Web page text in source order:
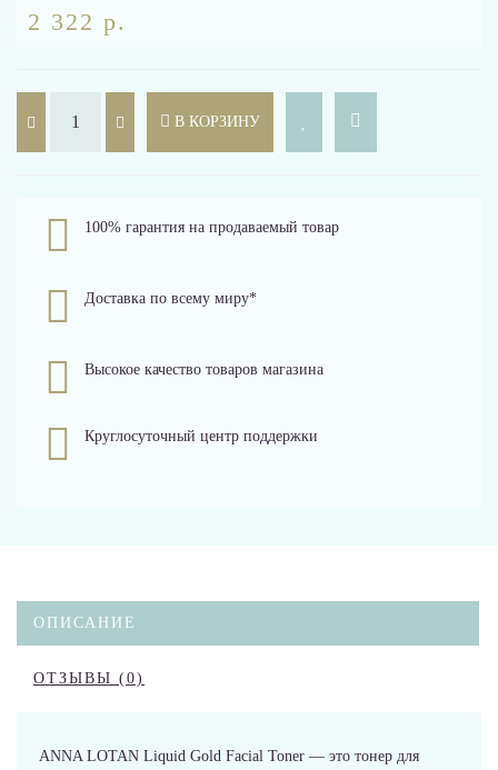
2 322 р.
В КОРЗИНУ
100% гарантия на продаваемый товар
Доставка по всему миру*
Высокое качество товаров магазина
Круглосуточный центр поддержки
ОПИСАНИЕ
ОТЗЫВЫ (0)
ANNA LOTAN Liquid Gold Facial Toner — это тонер для